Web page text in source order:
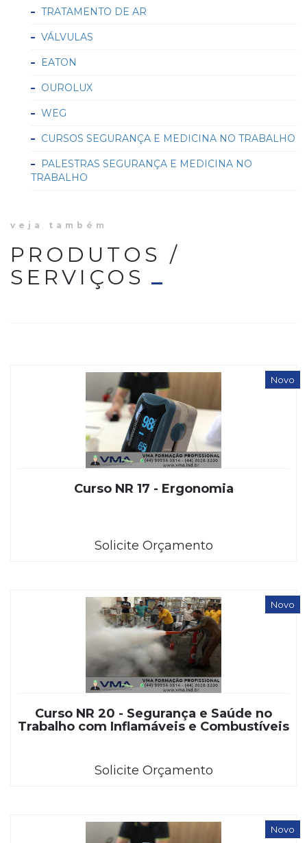
TRATAMENTO DE AR
VÁLVULAS
EATON
OUROLUX
WEG
CURSOS SEGURANÇA E MEDICINA NO TRABALHO
PALESTRAS SEGURANÇA E MEDICINA NO
TRABALHO
veja também
PRODUTOS /
SERVIÇOS
Curso NR 17 - Ergonomia
Solicite Orçamento
Novo
Curso NR 20 - Segurança e Saúde no
Trabalho com Inflamáveis e Combustíveis
Solicite Orçamento
Novo
Novo